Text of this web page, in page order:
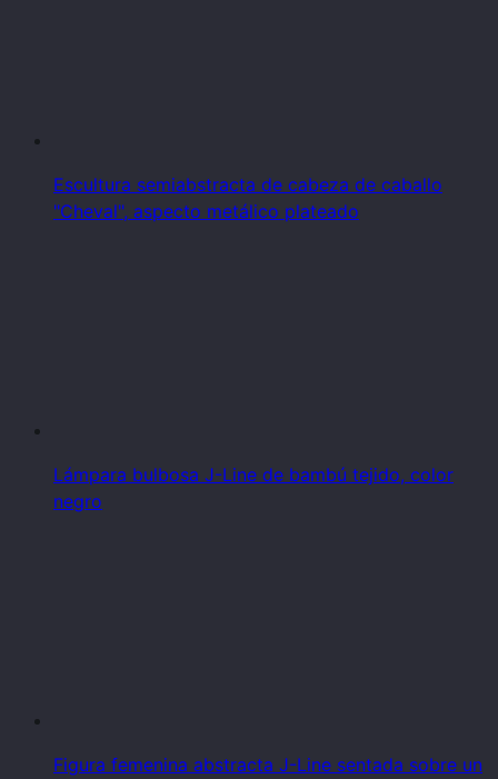
Escultura semiabstracta de cabeza de caballo
"Cheval", aspecto metálico plateado
Lámpara bulbosa J-Line de bambú tejido, color
negro
Figura femenina abstracta J-Line sentada sobre un